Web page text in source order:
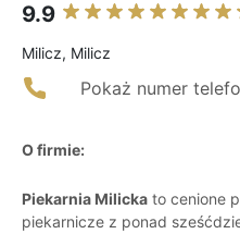
9.9
Milicz, Milicz
Pokaż numer
O firmie:
Piekarnia Milicka to cenione
piekarnicze z ponad